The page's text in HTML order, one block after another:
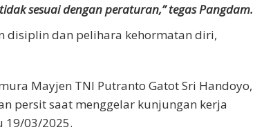
sesuai dengan peraturan,” tegas Pangdam.
disiplin dan pelihara kehormatan diri,
Mayjen TNI Putranto Gatot Sri Handoyo,
persit saat menggelar kunjungan kerja
19/03/2025.